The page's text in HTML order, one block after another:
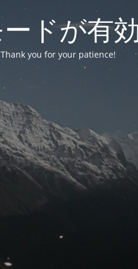
ドが有
you for your patience!